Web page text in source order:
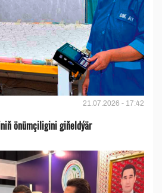
21.07.2026 - 17:42
önümçiligini giňeldýär